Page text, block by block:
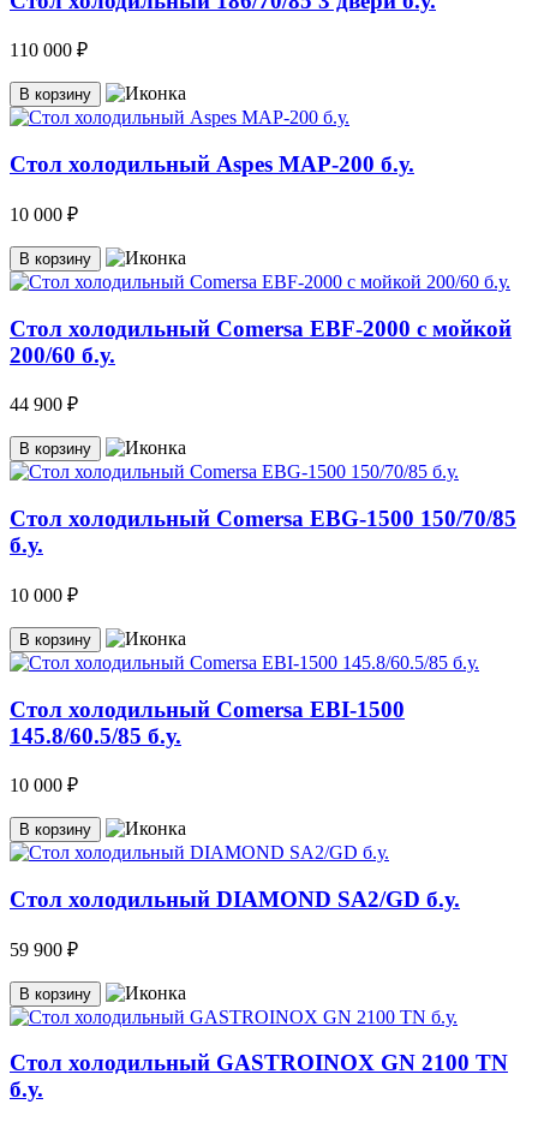
110 000 ₽
В корзину
Стол холодильный Aspes MAP-200 б.у.
10 000 ₽
В корзину
Стол холодильный Comersa EBF-2000 с мойкой
200/60 б.у.
44 900 ₽
В корзину
Стол холодильный Comersa EBG-1500 150/70/85
б.у.
10 000 ₽
В корзину
Стол холодильный Comersa EBI-1500
145.8/60.5/85 б.у.
10 000 ₽
В корзину
Стол холодильный DIAMOND SA2/GD б.у.
59 900 ₽
В корзину
Стол холодильный GASTROINOX GN 2100 TN
б.у.